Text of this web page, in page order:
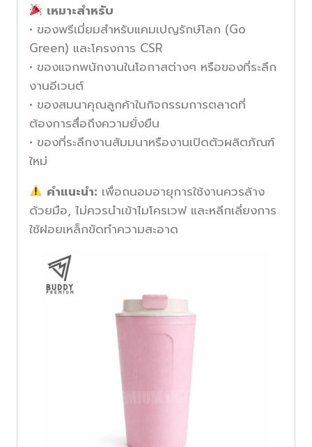
เหมาะสำหรับ
• ของพรีเมี่ยมสำหรับแคมเปญรักษ์โลก (Go
Green) และโครงการ CSR
• ของแจกพนักงานในโอกาสต่างๆ หรือของที่ระลึก
งานอีเวนต์
• ของสมนาคุณลูกค้าในกิจกรรมการตลาดที่
ต้องการสื่อถึงความยั่งยืน
• ของที่ระลึกงานสัมมนาหรืองานเปิดตัวผลิตภัณฑ์
ใหม่
คำแนะนำ: เพื่อถนอมอายุการใช้งานควรล้าง
ด้วยมือ, ไม่ควรนำเข้าไมโครเวฟ และหลีกเลี่ยงการ
ใช้ฝอยเหล็กขัดทำความสะอาด